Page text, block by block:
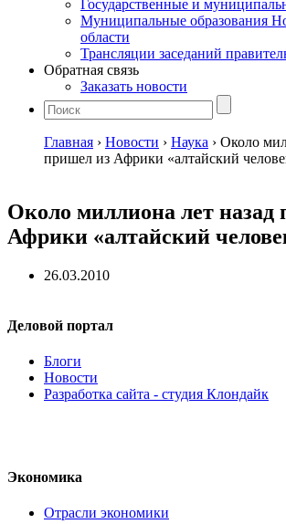
Государственные и
Муниципальные образования
области
Трансляции заседаний
Обратная связь
Заказать новости
Главная › Новости › Наука › Около
пришел из Африки «алтайский
Около миллиона лет назад
Африки «алтайский
26.03.2010
Деловой портал
Блоги
Новости
Разработка сайта - студия Клондайк
Экономика
Отрасли экономики